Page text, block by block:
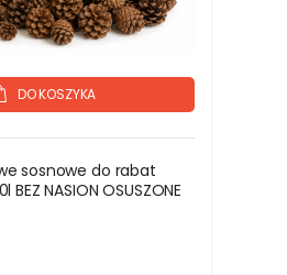
DO KOSZYKA
sosnowe do rabat
NASION OSUSZONE